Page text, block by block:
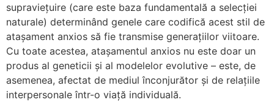
supraviețuire (care este baza fundamentală a selecției
naturale) determinând genele care codifică acest stil de
atașament anxios să fie transmise generațiilor viitoare.
Cu toate acestea, atașamentul anxios nu este doar un
produs al geneticii și al modelelor evolutive – este, de
asemenea, afectat de mediul înconjurător și de relațiile
interpersonale într-o viață individuală.